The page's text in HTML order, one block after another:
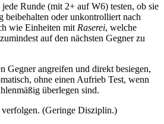
jede Runde (mit 2+ auf W6) testen, ob sie
beibehalten oder unkontrolliert nach
wie Einheiten mit Raserei, welche
auf den nächsten Gegner zu
Gegner angreifen und direkt besiegen,
ohne einen Aufrieb Test, wenn
überlegen sind.
verfolgen. (Geringe Disziplin.)